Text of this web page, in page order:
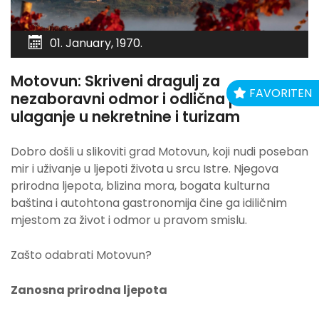
FAVORITEN
01. January, 1970.
Motovun: Skriveni dragulj za
nezaboravni odmor i odlična prilika za
ulaganje u nekretnine i turizam
Dobro došli u slikoviti grad Motovun, koji nudi poseban
mir i uživanje u ljepoti života u srcu Istre. Njegova
prirodna ljepota, blizina mora, bogata kulturna
baština i autohtona gastronomija čine ga idiličnim
mjestom za život i odmor u pravom smislu.
Zašto odabrati Motovun?
Zanosna prirodna ljepota